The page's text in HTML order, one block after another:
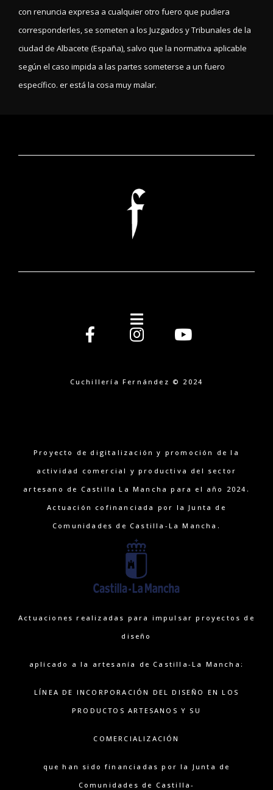
con renuncia expresa a cualquier otro fuero que pudiera
corresponderles, se someten a los Juzgados y Tribunales de la
ciudad de Albacete (España), salvo que la normativa aplicable
según el caso impida a las partes someterse a un fuero
específico. er está la cosa muy malar.
Cuchillería Fernández © 2024
Proyecto de digitalización y promoción de la
actividad comercial y productiva del sector
artesano de Castilla La Mancha para el año 2024.
Actuación cofinanciada por la Junta de
Comunidades de Castilla-La Mancha.
Actuaciones realizadas para impulsar proyectos de
diseño
aplicado a la artesanía de Castilla-La Mancha:
LÍNEA DE INCORPORACIÓN DEL DISEÑO EN LOS
PRODUCTOS ARTESANOS Y SU
COMERCIALIZACIÓN
que han sido financiadas por la Junta de
Comunidades de Castilla-